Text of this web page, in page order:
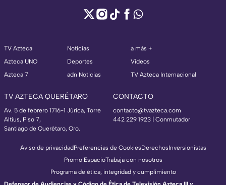
TV Azteca
Azteca UNO
Azteca 7
Noticias
Deportes
adn Noticias
a más +
Videos
TV Azteca Internacional
TV AZTECA QUERÉTARO
Av. 5 de febrero 1716-1 Júrica, Torre
Altius, Piso 7,
Santiago de Querétaro, Qro.
CONTACTO
contacto@tvazteca.com
442 229 1923 | Conmutador
Aviso de privacidadPreferencias de CookiesDerechosInversionistas
Promo EspacioTrabaja con nosotros
Programa de ética, integridad y cumplimiento